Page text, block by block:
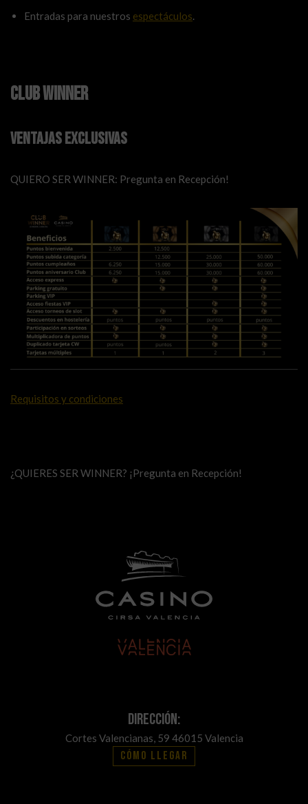
Entradas para nuestros espectáculos.
club winner
ventajas exclusivas
QUIERO SER WINNER: Pregunta en Recepción!
Requisitos y condiciones
¿QUIERES SER WINNER? ¡Pregunta en Recepción!
Dirección:
Cortes Valencianas, 59 46015 Valencia
Cómo llegar